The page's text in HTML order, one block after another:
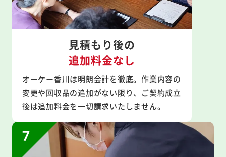
見積もり後の
追加料金なし
オーケー香川は明朗会計を徹底。作業内容の
変更や回収品の追加がない限り、ご契約成立
後は追加料金を一切請求いたしません。